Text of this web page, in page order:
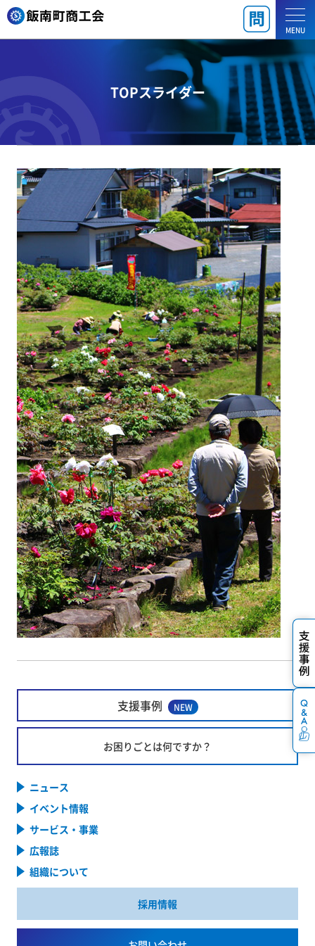
MENU
TOPスライダー
支援事例 NEW
お困りごとは何ですか？
ニュース
イベント情報
サービス・事業
広報誌
組織について
採用情報